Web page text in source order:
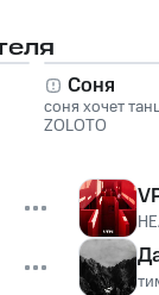
Соня
соня хочет
ZOLOTO